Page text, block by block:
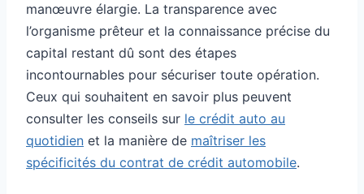
manœuvre élargie. La transparence avec
l’organisme prêteur et la connaissance précise du
capital restant dû sont des étapes
incontournables pour sécuriser toute opération.
Ceux qui souhaitent en savoir plus peuvent
consulter les conseils sur le crédit auto au
quotidien et la manière de maîtriser les
spécificités du contrat de crédit automobile.